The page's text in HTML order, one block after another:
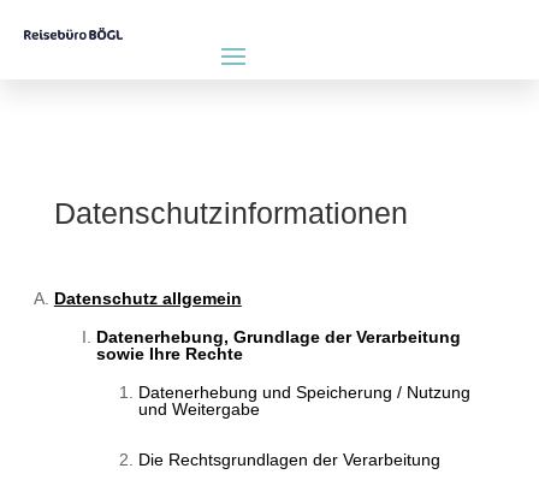
Datenschutzinformationen
Datenschutz allgemein
Datenerhebung, Grundlage der Verarbeitung
sowie Ihre Rechte
Datenerhebung und Speicherung / Nutzung
und Weitergabe
Die Rechtsgrundlagen der Verarbeitung